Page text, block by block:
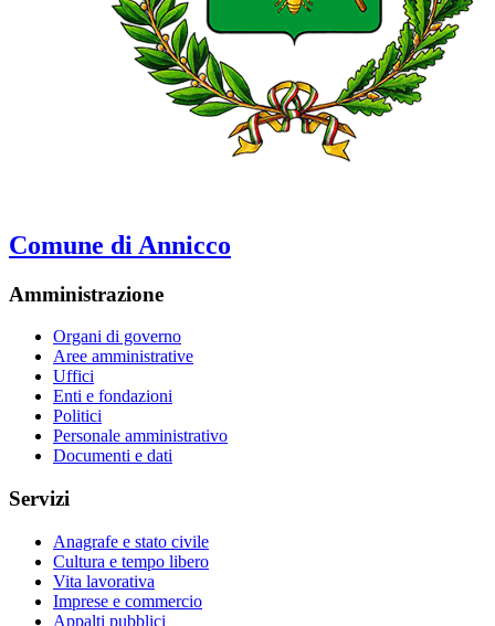
Comune di Annicco
Amministrazione
Organi di governo
Aree amministrative
Uffici
Enti e fondazioni
Politici
Personale amministrativo
Documenti e dati
Servizi
Anagrafe e stato civile
Cultura e tempo libero
Vita lavorativa
Imprese e commercio
Appalti pubblici